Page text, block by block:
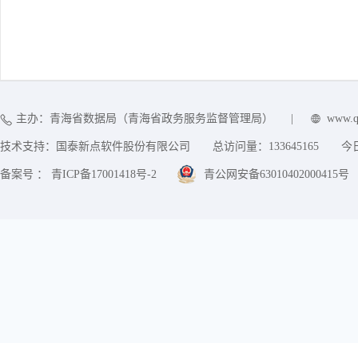
主办：青海省数据局（青海省政务服务监督管理局）
技术支持：国泰新点软件股份有限公司 总访问量： 133645165 今
备案号 ： 青ICP备17001418号-2 青公网安备63010402000415号